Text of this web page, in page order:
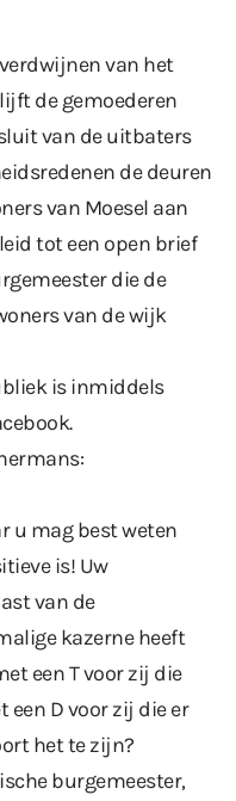
van het
de gemoederen
van de uitbaters
de deuren
van Moesel aan
tot een open brief
die de
van de wijk
is inmiddels
:
u mag best weten
is! Uw
van de
kazerne heeft
een T voor zij die
een D voor zij die er
het te zijn?
burgemeester,